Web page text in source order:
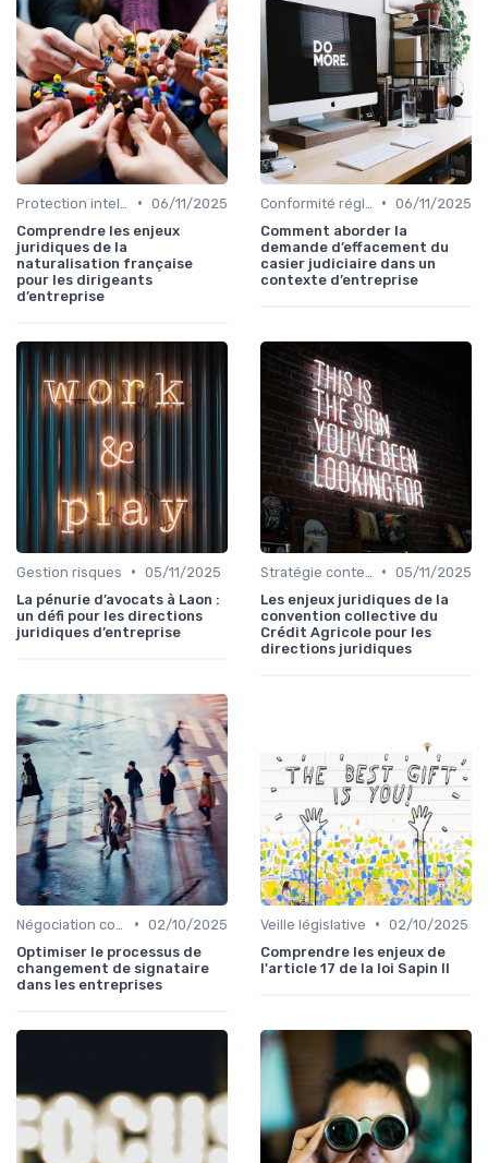
• 06/11/2025
Comprendre les enjeux
juridiques de la
naturalisation française
pour les dirigeants
d’entreprise
• 06/11/2025
Comment aborder la
demande d’effacement du
casier judiciaire dans un
contexte d’entreprise
Gestion risques • 05/11/2025
La pénurie d’avocats à Laon :
un défi pour les directions
juridiques d’entreprise
• 05/11/2025
Les enjeux juridiques de la
convention collective du
Crédit Agricole pour les
directions juridiques
• 02/10/2025
Optimiser le processus de
changement de signataire
dans les entreprises
Veille législative • 02/10/2025
Comprendre les enjeux de
l'article 17 de la loi Sapin II